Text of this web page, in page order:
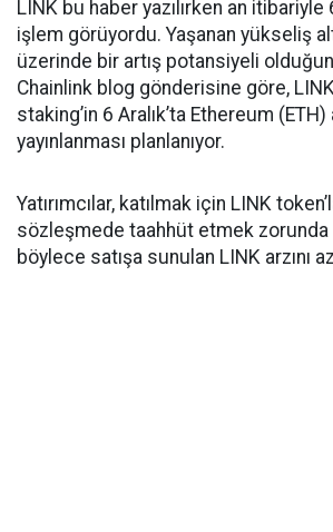
LINK bu haber yazılırken an
işlem görüyordu. Yaşanan yükseliş
üzerinde bir artış potansiyeli
Chainlink blog gönderisine göre,
staking’in 6 Aralık’ta Ethereum (ETH)
yayınlanması planlanıyor.
Yatırımcılar, katılmak için LINK
sözleşmede taahhüt etmek zorunda
böylece satışa sunulan LINK arzını